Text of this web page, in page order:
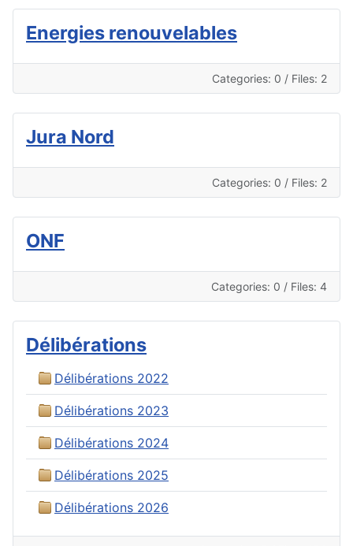
Energies renouvelables
Categories: 0 / Files: 2
Jura Nord
Categories: 0 / Files: 2
ONF
Categories: 0 / Files: 4
Délibérations
Délibérations 2022
Délibérations 2023
Délibérations 2024
Délibérations 2025
Délibérations 2026